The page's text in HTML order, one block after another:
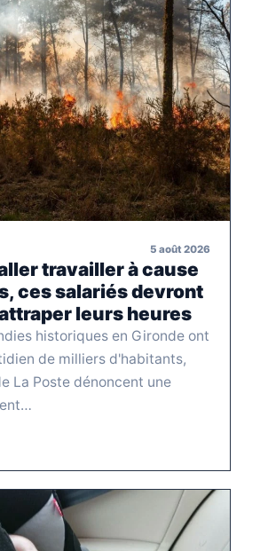
5 août 2026
travailler à cause
ces salariés devront
leurs heures
historiques en Gironde ont
de milliers d'habitants,
La Poste dénoncent une